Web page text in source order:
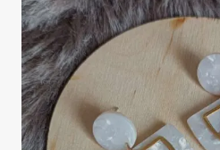
variations.
Les
options
peuvent
être
choisies
sur
la